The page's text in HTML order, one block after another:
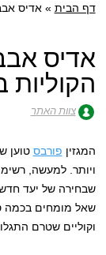
לתוכן
דף הבית »אדיס
אדיס
הקוליות
צוות האתר
המגזין פורבס טוען
ויותר. למעשה,
שבחירה של יעד
שאל מומחים בכמה
וקוליים שטרם